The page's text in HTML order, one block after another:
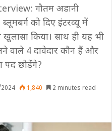
गौतम अडानी
को दिए इंटरव्यू में
खुलासा किया। साथ ही यह भी
वाले 4 दावेदार कौन हैं और
पद छोड़ेंगे?
1,840 2 minutes read